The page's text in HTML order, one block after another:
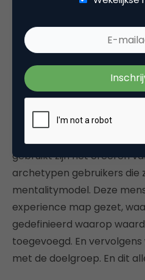
kunt falen, waarin de ceo
en van een goed team,
samen met grote
De methodiek die FONK
noemen ze de
terwijl ze dat vaak zelf niet
gebruikt zijn het creëren
archetypen gebruikers die
mentalitymodel. Deze
experience map gezet,
gedefinieerd waarop
toegevoegd. En
met de doelgroep. En dit